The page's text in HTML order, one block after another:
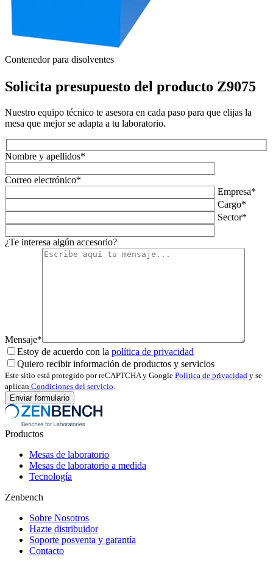
Contenedor para disolventes
Solicita presupuesto del producto Z9075
Nuestro equipo técnico te asesora en cada paso para que elijas la
mesa que mejor se adapta a tu laboratorio.
Nombre y apellidos*
Correo electrónico*
Empresa*
Cargo*
Sector*
¿Te interesa algún accesorio?
Mensaje*
Estoy de acuerdo con la política de privacidad
Quiero recibir información de productos y servicios
Este sitio está protegido por reCAPTCHA y Google Política de privacidad y se
aplican Condiciones del servicio
Productos
Mesas de laboratorio
Mesas de laboratorio a medida
Tecnología
Zenbench
Sobre Nosotros
Hazte distribuidor
Soporte posventa y garantía
Contacto